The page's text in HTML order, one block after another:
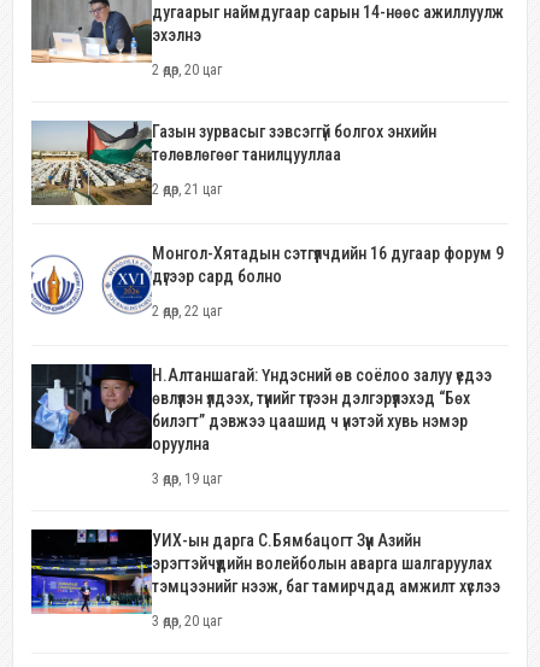
дугаарыг наймдугаар сарын 14-нөөс ажиллуулж
эхэлнэ
2 өдөр, 20 цаг
Газын зурвасыг зэвсэггүй болгох энхийн
төлөвлөгөөг танилцууллаа
2 өдөр, 21 цаг
Монгол-Хятадын сэтгүүлчдийн 16 дугаар форум 9
дүгээр сард болно
2 өдөр, 22 цаг
Н.Алтаншагай: Үндэсний өв соёлоо залуу үедээ
өвлүүлэн үлдээх, түүнийг түгээн дэлгэрүүлэхэд “Бөх
билэгт” дэвжээ цаашид ч үнэтэй хувь нэмэр
оруулна
3 өдөр, 19 цаг
УИХ-ын дарга С.Бямбацогт Зүүн Азийн
эрэгтэйчүүдийн волейболын аварга шалгаруулах
тэмцээнийг нээж, баг тамирчдад амжилт хүслээ
3 өдөр, 20 цаг